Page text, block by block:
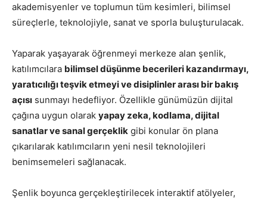
akademisyenler ve toplumun tüm kesimleri, bilimsel
süreçlerle, teknolojiyle, sanat ve sporla buluşturulacak.
Yaparak yaşayarak öğrenmeyi merkeze alan şenlik,
katılımcılara bilimsel düşünme becerileri kazandırmayı,
yaratıcılığı teşvik etmeyi ve disiplinler arası bir bakış
açısı sunmayı hedefliyor. Özellikle günümüzün dijital
çağına uygun olarak yapay zeka, kodlama, dijital
sanatlar ve sanal gerçeklik gibi konular ön plana
çıkarılarak katılımcıların yeni nesil teknolojileri
benimsemeleri sağlanacak.
Şenlik boyunca gerçekleştirilecek interaktif atölyeler,